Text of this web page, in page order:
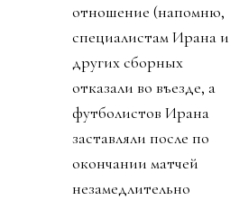
помирила (возможно,
Иран и США) и как
старались
правительства, чтобы
все были рады и
счастливы (см.
«Газлайтинг»). Даже
сборная Иран получила